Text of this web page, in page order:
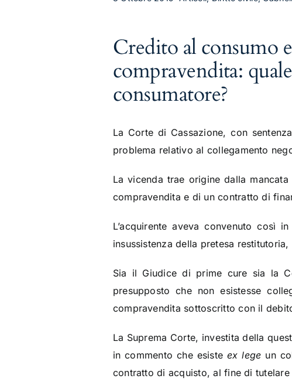
Credito al consumo
compravendita:
consumatore?
La Corte di Cassazione, con
problema relativo al collegamento
La vicenda trae origine dalla
compravendita e di un contratto di
L’acquirente aveva convenuto così
insussistenza della pretesa
Sia il Giudice di prime cure sia la
presupposto che non esistesse
compravendita sottoscritto con il
La Suprema Corte, investita della
in commento che esisteex lege un
contratto di acquisto, al fine di